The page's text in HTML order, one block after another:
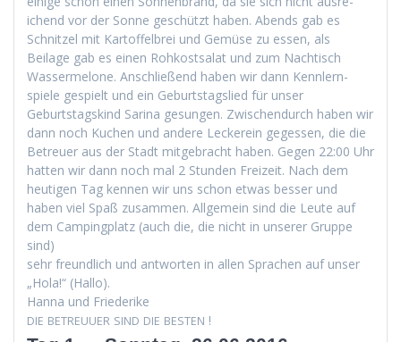
ichend vor der Sonne geschützt haben. Abends gab es
Schnitzel mit Kartof­fel­brei und Gemüse zu essen, als
Beilage gab es einen Rohkost­salat und zum Nachtisch
Wasser­mel­one. Anschließend haben wir dann Kennlern­
spiele gespielt und ein Geburt­stagslied für unser
Geburt­stagskind Sari­na gesun­gen. Zwis­chen­durch haben wir
dann noch Kuchen und andere Leck­ere­in gegessen, die die
Betreuer aus der Stadt mit­ge­bracht haben. Gegen 22:00 Uhr
hat­ten wir dann noch mal 2 Stun­den Freizeit. Nach dem
heuti­gen Tag ken­nen wir uns schon etwas bess­er und
haben viel Spaß zusam­men. All­ge­mein sind die Leute auf
dem Camp­ing­platz (auch die, die nicht in unser­er Gruppe
sind)
sehr fre­undlich und antworten in allen Sprachen auf unser
„Hola!“ (Hal­lo).
Han­na und Friederike
DIE BETREUUER SIND DIE BESTEN !